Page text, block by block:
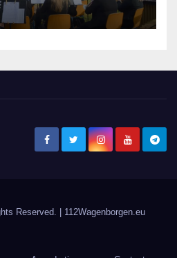
Reserved. | 112Wagenborgen.eu